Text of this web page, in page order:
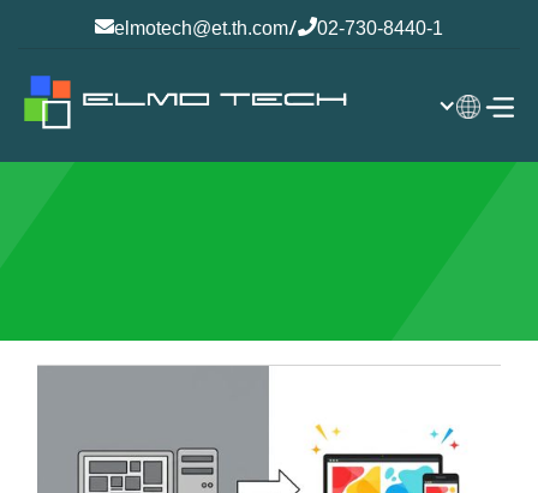
elmotech@et.th.com/02-730-8440-1